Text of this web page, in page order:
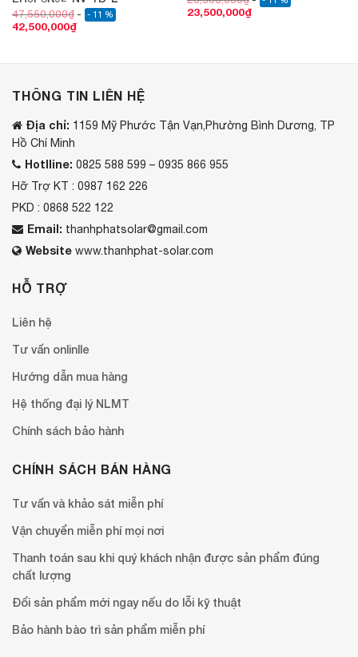
47,550,000₫ - 11 %
42,500,000₫
23,500,000₫
THÔNG TIN LIÊN HỆ
Địa chỉ: 1159 Mỹ Phước Tận Vạn,Phường Bình Dương, TP
Hồ Chí Minh
Hotlline: 0825 588 599 – 0935 866 955
Hỡ Trợ KT : 0987 162 226
PKD : 0868 522 122
Email: thanhphatsolar@gmail.com
Website www.thanhphat-solar.com
HỖ TRỢ
Liên hệ
Tư vấn onlinlle
Hướng dẫn mua hàng
Hệ thống đại lý NLMT
Chính sách bảo hành
CHÍNH SÁCH BÁN HÀNG
Tư vấn và khảo sát miễn phí
Vận chuyển miễn phí mọi nơi
Thanh toán sau khi quý khách nhận được sản phẩm đúng
chất lượng
Đổi sản phẩm mới ngay nếu do lỗi kỹ thuật
Bảo hành bào trì sản phẩm miễn phí